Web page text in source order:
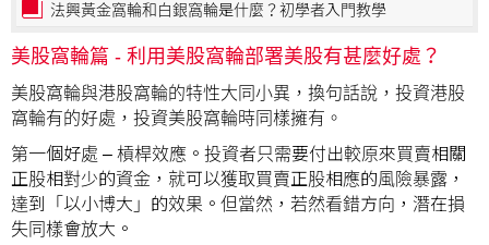
法興黃金窩輪和白銀窩輪是什麼？初學者入門教學
美股窩輪篇 - 利用美股窩輪部署美股有甚麼好處？
美股窩輪與港股窩輪的特性大同小異，換句話說，投資港股
窩輪有的好處，投資美股窩輪時同樣擁有。
第一個好處 – 槓桿效應。投資者只需要付出較原來買賣相關
正股相對少的資金，就可以獲取買賣正股相應的風險暴露，
達到「以小博大」的效果。但當然，若然看錯方向，潛在損
失同樣會放大。